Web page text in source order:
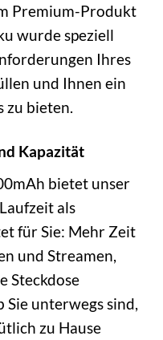
Premium-Produkt
wurde speziell
Ihres
und Ihnen ein
zu bieten.
Kapazität
bietet unser
als
für Sie: Mehr Zeit
und Streamen,
Steckdose
Sie unterwegs sind,
zu Hause